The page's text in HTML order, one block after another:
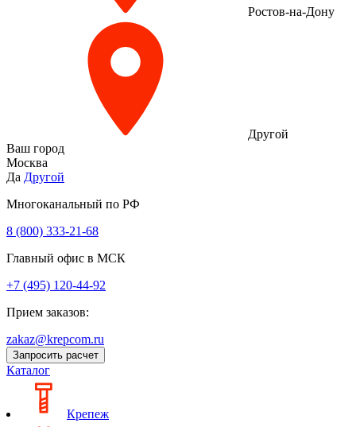
Ростов-на-Дону
Другой
Ваш город
Москва
Да Другой
Многоканальный по РФ
8 (800) 333‑21-68
Главный офис в МСК
+7 (495) 120-44-92
Прием заказов:
zakaz@krepcom.ru
Запросить расчет
Каталог
Крепеж